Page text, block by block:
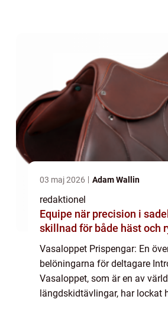
03 maj 2026 Adam Wallin
redaktionel
Equipe när precision i sadeln gör
skillnad för både häst och
Vasaloppet Prispengar: En
belöningarna för deltagare
Vasaloppet, som är en av
längdskidtävlingar, har lockat